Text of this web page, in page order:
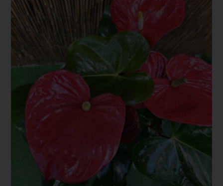
ordini e
consegne
di fiori e
piante
contattare il
numero
0522
642453